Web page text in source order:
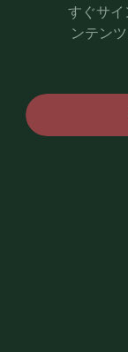
すぐサイ
ンテン